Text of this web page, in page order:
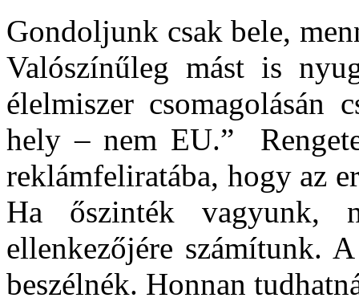
Gondoljunk csak bele,
Valószínűleg mást is
élelmiszer csomagolásán
hely – nem EU.”
reklámfeliratába, hogy az
Ha őszinték vagyunk,
ellenkezőjére számítunk.
beszélnék. Honnan